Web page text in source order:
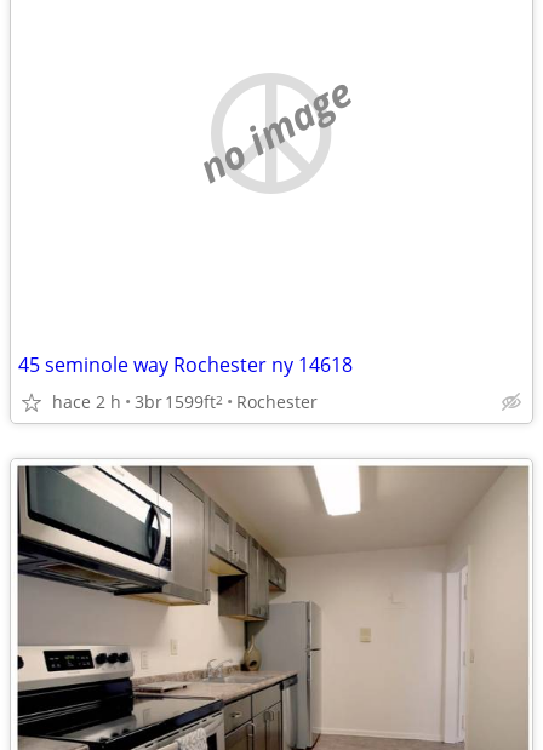
no image
45 seminole way Rochester ny 14618
hace 2 h 3br1599ft2 Rochester